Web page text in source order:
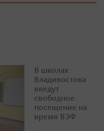
В школах
Владивостока
введут
свободное
посещение на
время ВЭФ